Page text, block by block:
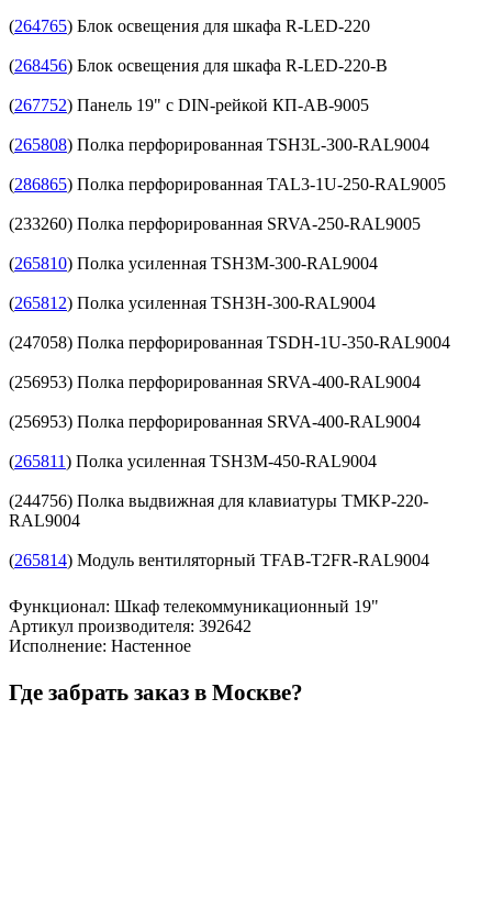
(264765) Блок освещения для шкафа R-LED-220
(268456) Блок освещения для шкафа R-LED-220-B
(267752) Панель 19" с DIN-рейкой КП-АВ-9005
(265808) Полка перфорированная TSH3L-300-RAL9004
(286865) Полка перфорированная TAL3-1U-250-RAL9005
(233260) Полка перфорированная SRVA-250-RAL9005
(265810) Полка усиленная TSH3M-300-RAL9004
(265812) Полка усиленная TSH3H-300-RAL9004
(247058) Полка перфорированная TSDH-1U-350-RAL9004
(256953) Полка перфорированная SRVA-400-RAL9004
(256953) Полка перфорированная SRVA-400-RAL9004
(265811) Полка усиленная TSH3M-450-RAL9004
(244756) Полка выдвижная для клавиатуры TMKP-220-
RAL9004
(265814) Модуль вентиляторный TFAB-T2FR-RAL9004
Функционал: Шкаф телекоммуникационный 19"
Артикул производителя: 392642
Исполнение: Настенное
Где забрать заказ в Москве?